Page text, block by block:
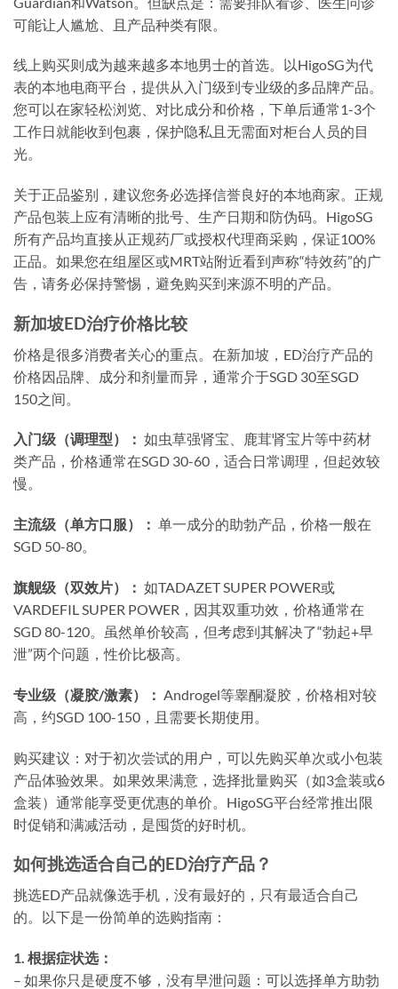
可能让人尴尬、且产品种类有限。
线上购买则成为越来越多本地男士的首选。以HigoSG为代
表的本地电商平台，提供从入门级到专业级的多品牌产品。
您可以在家轻松浏览、对比成分和价格，下单后通常1-3个
工作日就能收到包裹，保护隐私且无需面对柜台人员的目
光。
关于正品鉴别，建议您务必选择信誉良好的本地商家。正规
产品包装上应有清晰的批号、生产日期和防伪码。HigoSG
所有产品均直接从正规药厂或授权代理商采购，保证100%
正品。如果您在组屋区或MRT站附近看到声称“特效药”的广
告，请务必保持警惕，避免购买到来源不明的产品。
新加坡ED治疗价格比较
价格是很多消费者关心的重点。在新加坡，ED治疗产品的
价格因品牌、成分和剂量而异，通常介于SGD 30至SGD
150之间。
入门级（调理型）： 如虫草强肾宝、鹿茸肾宝片等中药材
类产品，价格通常在SGD 30-60，适合日常调理，但起效较
慢。
主流级（单方口服）： 单一成分的助勃产品，价格一般在
SGD 50-80。
旗舰级（双效片）： 如TADAZET SUPER POWER或
VARDEFIL SUPER POWER，因其双重功效，价格通常在
SGD 80-120。虽然单价较高，但考虑到其解决了“勃起+早
泄”两个问题，性价比极高。
专业级（凝胶/激素）： Androgel等睾酮凝胶，价格相对较
高，约SGD 100-150，且需要长期使用。
购买建议：对于初次尝试的用户，可以先购买单次或小包装
产品体验效果。如果效果满意，选择批量购买（如3盒装或6
盒装）通常能享受更优惠的单价。HigoSG平台经常推出限
时促销和满减活动，是囤货的好时机。
如何挑选适合自己的ED治疗产品？
挑选ED产品就像选手机，没有最好的，只有最适合自己
的。以下是一份简单的选购指南：
1. 根据症状选：
– 如果你只是硬度不够，没有早泄问题：可以选择单方助勃